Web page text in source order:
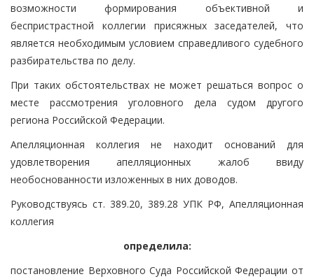
возможности формирования объективной и
беспристрастной коллегии присяжных заседателей, что
является необходимым условием справедливого судебного
разбирательства по делу.
При таких обстоятельствах не может решаться вопрос о
месте рассмотрения уголовного дела судом другого
региона Российской Федерации.
Апелляционная коллегия не находит оснований для
удовлетворения апелляционных жалоб ввиду
необоснованности изложенных в них доводов.
Руководствуясь ст. 389.20, 389.28 УПК РФ, Апелляционная
коллегия
определила:
постановление Верховного Суда Российской Федерации от